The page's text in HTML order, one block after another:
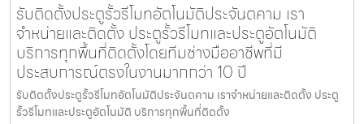
รับติดตั้งประตูรั้วรีโมทอัตโนมัติประจันตคาม เรา
จำหน่ายและติดตั้ง ประตูรั้วรีโมทและประตูอัตโนมัติ
บริการทุกพื้นที่ติดตั้งโดยทีมช่างมืออาชีพที่มี
ประสบการณ์ตรงในงานมากกว่า 10 ปี
รับติดตั้งประตูรั้วรีโมทอัตโนมัติประจันตคาม เราจำหน่ายและติดตั้ง ประตู
รั้วรีโมทและประตูอัตโนมัติ บริการทุกพื้นที่ติดตั้ง